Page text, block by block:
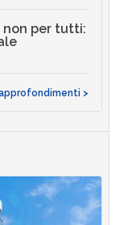
non per tutti:
>